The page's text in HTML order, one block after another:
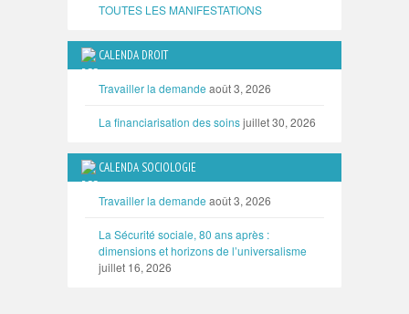
TOUTES LES MANIFESTATIONS
CALENDA DROIT
Travailler la demande août 3, 2026
La financiarisation des soinsjuillet 30, 2026
CALENDA SOCIOLOGIE
Travailler la demande août 3, 2026
La Sécurité sociale, 80 ans après :
dimensions et horizons de l’universalisme
juillet 16, 2026